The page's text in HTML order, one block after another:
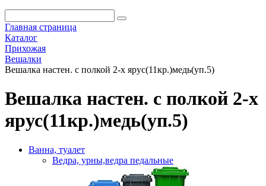
Главная страница
Каталог
Прихожая
Вешалки
Вешалка настен. с полкой 2-х ярус(11кр.)медь(уп.5)
Вешалка настен. с полкой 2-х
ярус(11кр.)медь(уп.5)
Ванна, туалет
Ведра, урны,ведра педальные